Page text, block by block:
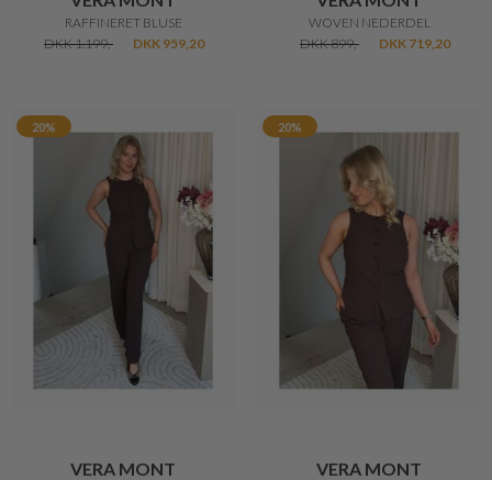
RAFFINERET BLUSE
DKK 1.199,-
DKK 959,20
WOVEN NEDERDEL
DKK 899,-
DKK 719,20
20%
VERA MONT
20%
VERA MONT